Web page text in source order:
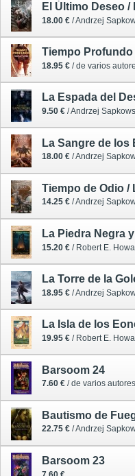
El Último Deseo /
18.00 € / Andrzej
Tiempo Profundo
18.95 € / de varios
9.50 € / Andrzej
18.00 € / Andrzej
Tiempo de Odio /
14.25 € / Andrzej
15.20 € / Robert E.
18.95 € / Andrzej
19.95 € / Robert E.
Barsoom 24
7.60 € / de varios autores
22.75 € / Andrzej
Barsoom 23